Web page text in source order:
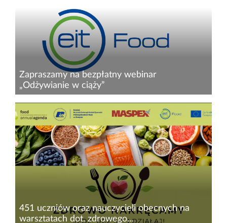
spotkaniu z dietetyczką Agnieszką Piskałą-
Topczewską widzowie mogli...
Zapraszamy na bezpłatny webinar
„Odżywianie w ciąży”
Odżywianie w ciąży – czy potrzebujesz porad i
wskazówek? Dzięki udziałowi w tym webinarze
poznasz fantastyczną dietetyczkę, która
podpowie Ci, na co zwrócić uwagę!
451 uczniów oraz nauczycieli obecnych na
warsztatach dot. zdrowego...